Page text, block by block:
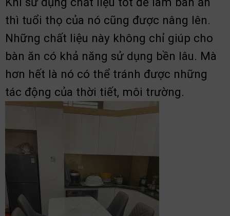
thì tuổi thọ của nó cũng được nâng lên.
Những chất liệu này không chỉ giúp cho
bàn ăn có khả năng sử dụng bền lâu. Mà
hơn hết là nó có thể tránh được những
tác động của thời tiết, môi trường.